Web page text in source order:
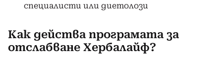
специалисти или диетолози
Как действа програмата за
отслабване Хербалайф?